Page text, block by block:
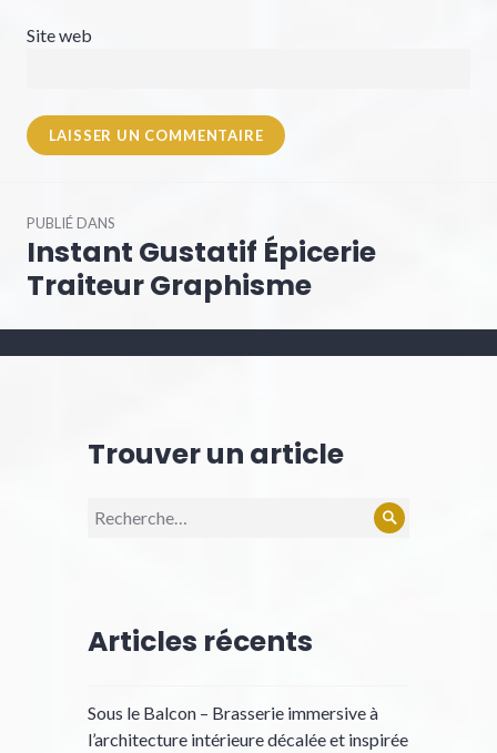
Site web
de
l’article
PUBLIÉ DANS
Instant Gustatif Épicerie
Traiteur Graphisme
Trouver un article
Recherche
Rechercher
Articles récents
Sous le Balcon – Brasserie immersive à
l’architecture intérieure décalée et inspirée